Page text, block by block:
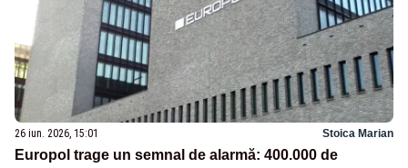
26 iun. 2026, 15:01 Stoica Marian
Europol trage un semnal de alarmă: 400.000 de